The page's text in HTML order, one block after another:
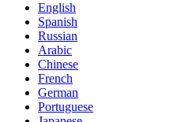
English
Spanish
Russian
Arabic
Chinese
French
German
Portuguese